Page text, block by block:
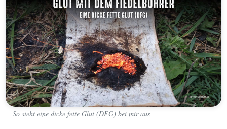
So sieht eine dicke fette Glut (DFG) bei mir aus